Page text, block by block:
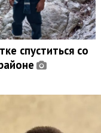
спуститься со